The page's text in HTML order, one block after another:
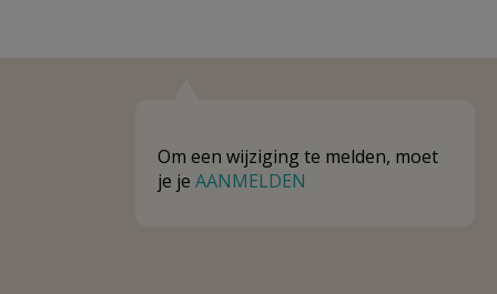
Om een wijziging te melden, moet
je je AANMELDEN